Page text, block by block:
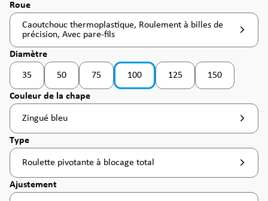
Sélectionnez
Roue
Caoutchouc thermoplastique, Roulement à billes de
précision, Avec pare-fils
Sélectionnez
Diamètre
35
(Cette option n'est pas disponible pour le moment. )
50
(Cette option n'est pas disponible pour le moment. )
75
(Cette option n'est pas disponible pour le moment. )
100 125
(Cette option n'est pas
150
(Cette option
Sélectionnez
Couleur de la chape
Zingué bleu
Sélectionnez
Type
Roulette pivotante à blocage total
Sélectionnez
Ajustement